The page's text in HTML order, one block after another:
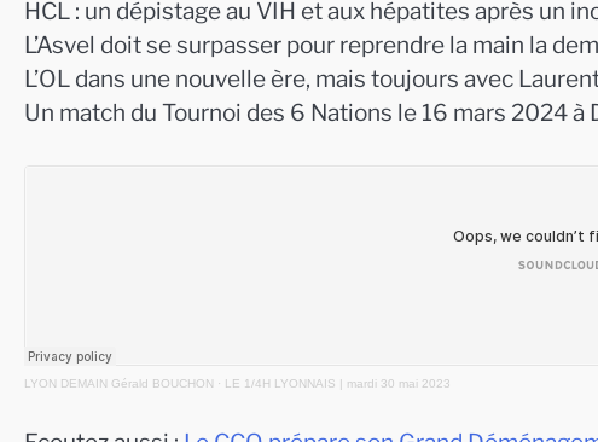
HCL : un dépistage au VIH et aux hépatites après un
L’Asvel doit se surpasser pour reprendre la main la
L’OL dans une nouvelle ère, mais toujours avec
Un match du Tournoi des 6 Nations le 16 mars 2024 à
LYON DEMAIN Gérald BOUCHON · LE 1/4H LYONNAIS | mardi 30 mai 2023